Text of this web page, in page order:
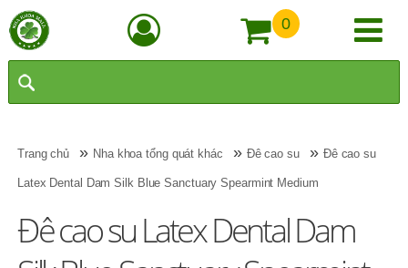
0
Trang chủ » Nha khoa tổng quát khác » Đê cao su » Đê cao su
Latex Dental Dam Silk Blue Sanctuary Spearmint Medium
Đê cao su Latex Dental Dam